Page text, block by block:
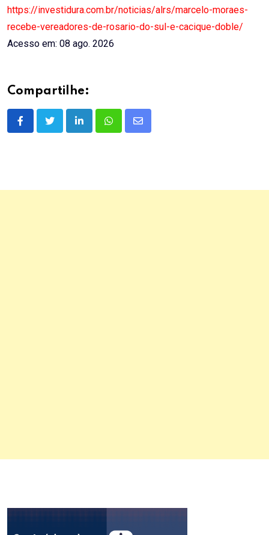
https://investidura.com.br/noticias/alrs/marcelo-moraes-
recebe-vereadores-de-rosario-do-sul-e-cacique-doble/
Acesso em: 08 ago. 2026
Compartilhe:
LinkedInWhatsappShare